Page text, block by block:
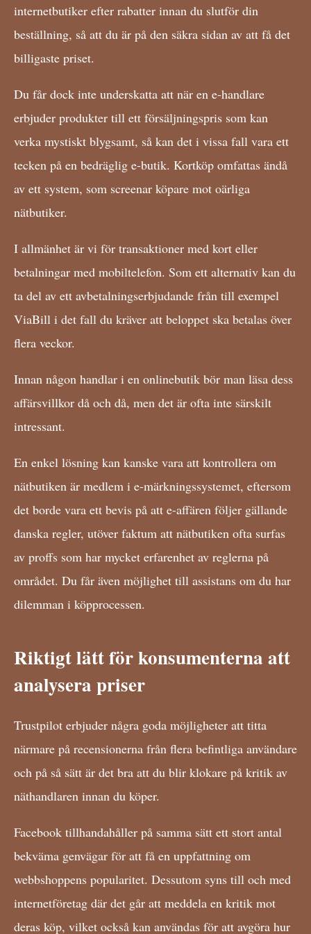
internetbutiker efter rabatter innan du slutför din
beställning, så att du är på den säkra sidan av att få det
billigaste priset.
Du får dock inte underskatta att när en e-handlare
erbjuder produkter till ett försäljningspris som kan
verka mystiskt blygsamt, så kan det i vissa fall vara ett
tecken på en bedräglig e-butik. Kortköp omfattas ändå
av ett system, som screenar köpare mot oärliga
nätbutiker.
I allmänhet är vi för transaktioner med kort eller
betalningar med mobiltelefon. Som ett alternativ kan du
ta del av ett avbetalningserbjudande från till exempel
ViaBill i det fall du kräver att beloppet ska betalas över
flera veckor.
Innan någon handlar i en onlinebutik bör man läsa dess
affärsvillkor då och då, men det är ofta inte särskilt
intressant.
En enkel lösning kan kanske vara att kontrollera om
nätbutiken är medlem i e-märkningssystemet, eftersom
det borde vara ett bevis på att e-affären följer gällande
danska regler, utöver faktum att nätbutiken ofta surfas
av proffs som har mycket erfarenhet av reglerna på
området. Du får även möjlighet till assistans om du har
dilemman i köpprocessen.
Riktigt lätt för konsumenterna att
analysera priser
Trustpilot erbjuder några goda möjligheter att titta
närmare på recensionerna från flera befintliga användare
och på så sätt är det bra att du blir klokare på kritik av
näthandlaren innan du köper.
Facebook tillhandahåller på samma sätt ett stort antal
bekväma genvägar för att få en uppfattning om
webbshoppens popularitet. Dessutom syns till och med
internetföretag där det går att meddela en kritik mot
deras köp, vilket också kan användas för att avgöra hur